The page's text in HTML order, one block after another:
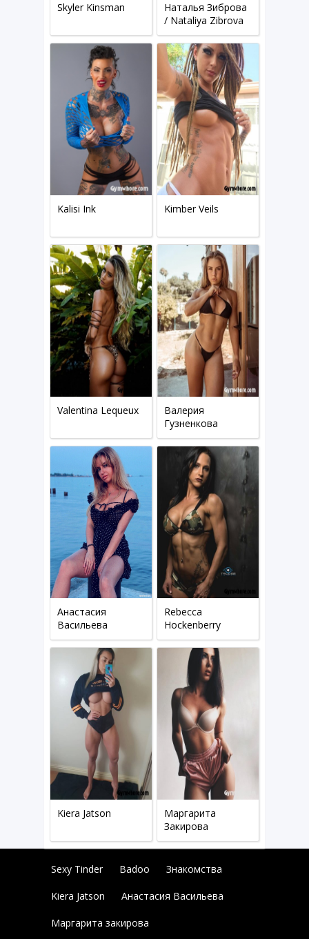
Skyler Kinsman
Наталья Зиброва
/ Nataliya Zibrova
Kalisi Ink Kimber Veils
Valentina Lequeux
Валерия
Гузненкова
Анастасия
Васильева
Rebecca
Hockenberry
Kiera Jatson
Маргарита
Закирова
Sexy Tinder Badoo Знакомства
Kiera Jatson Анастасия Васильева
Маргарита закирова